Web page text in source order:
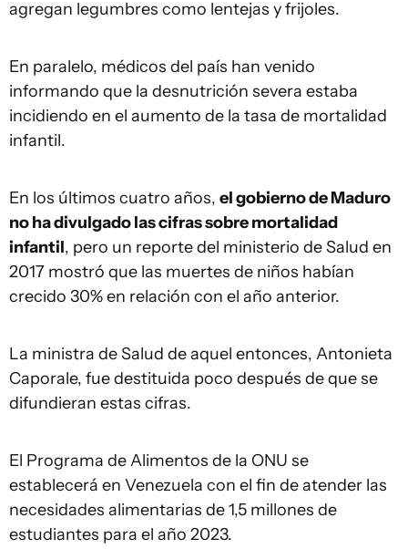
agregan legumbres como lentejas y frijoles.
En paralelo, médicos del país han venido
informando que la desnutrición severa estaba
incidiendo en el aumento de la tasa de mortalidad
infantil.
En los últimos cuatro años, el gobierno de Maduro
no ha divulgado las cifras sobre mortalidad
infantil, pero un reporte del ministerio de Salud en
2017 mostró que las muertes de niños habían
crecido 30% en relación con el año anterior.
La ministra de Salud de aquel entonces, Antonieta
Caporale, fue destituida poco después de que se
difundieran estas cifras.
El Programa de Alimentos de la ONU se
establecerá en Venezuela con el fin de atender las
necesidades alimentarias de 1,5 millones de
estudiantes para el año 2023.